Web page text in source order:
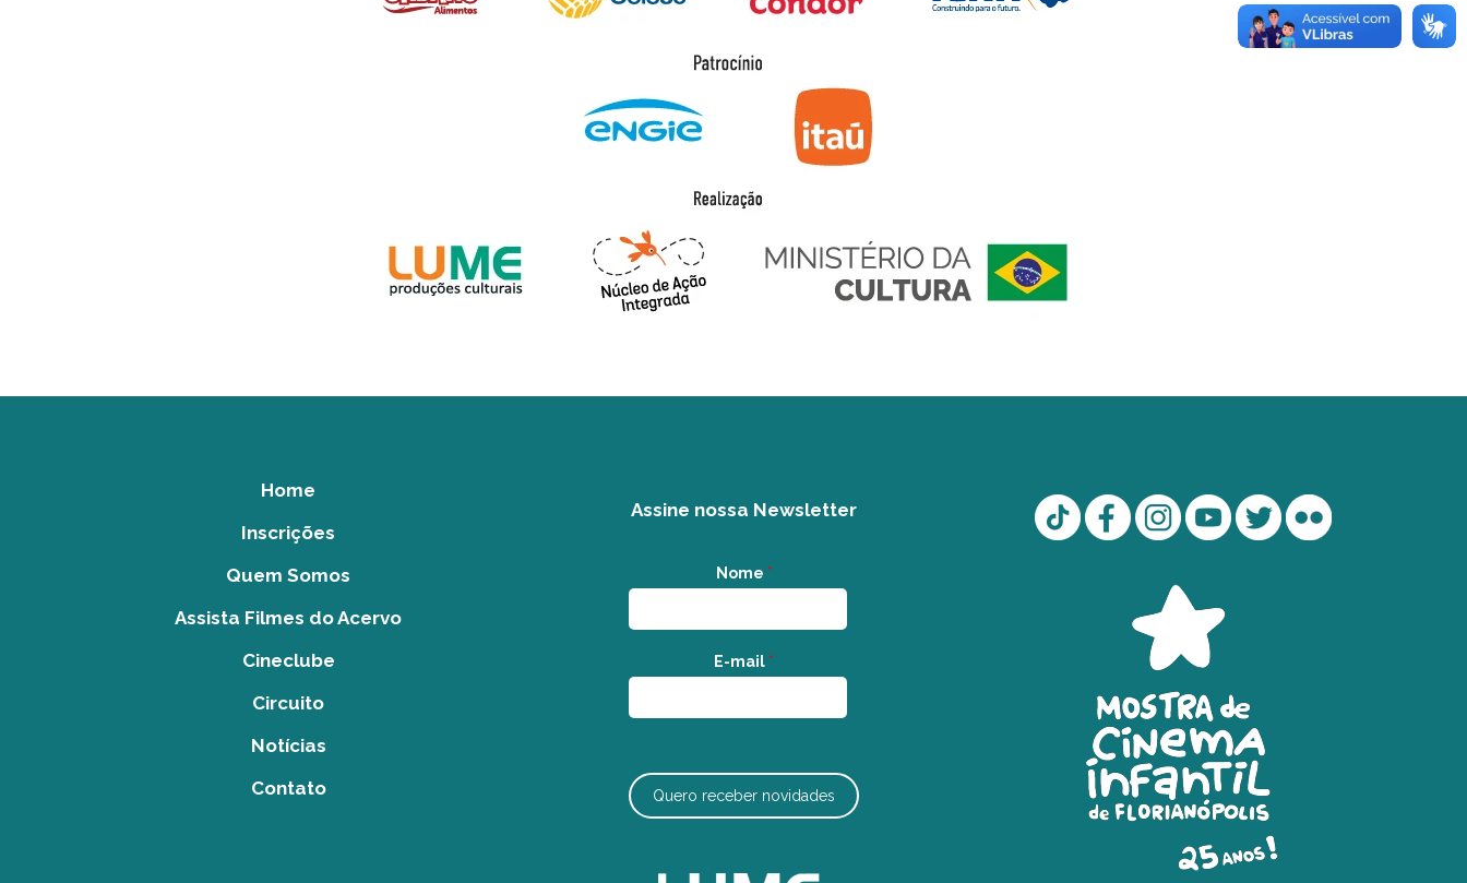
Home
Inscrições
Quem Somos
Assista Filmes do Acervo
Cineclube
Circuito
Notícias
Contato
Assine nossa Newsletter
Nome *
E-mail *
Quero receber novidades